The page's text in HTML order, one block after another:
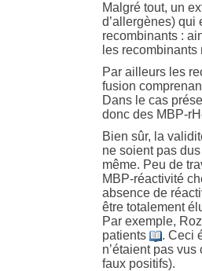
Malgré tout, un
d’allergènes)
recombinants :
les
Par ailleurs les
fusion
Dans le cas
donc des MBP-
Bien sûr, la
ne soient pas
même. Peu de
MBP-réactivité
absence de
être totalement
Par exemple,
patients
. Ceci
n’étaient pas
faux positifs).